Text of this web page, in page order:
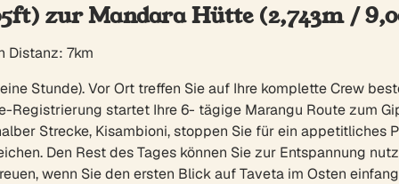
zur Mandara Hütte (2,743m /
Distanz: 7km
Stunde). Vor Ort treffen Sie auf Ihre komplette Crew
Registrierung startet Ihre 6- tägige Marangu Route zum
Strecke, Kisambioni, stoppen Sie für ein appetitliches
Den Rest des Tages können Sie zur Entspannung
wenn Sie den ersten Blick auf Taveta im Osten